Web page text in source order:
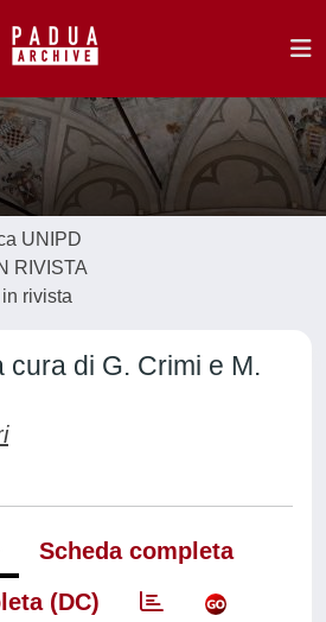
UNIPD
RIVISTA
rivista
cura di G. Crimi e M.
Scheda completa
(DC)